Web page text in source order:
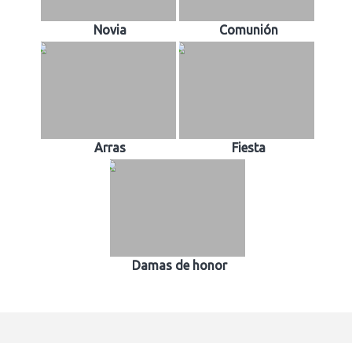
Novia Comunión
Arras Fiesta
Damas de honor